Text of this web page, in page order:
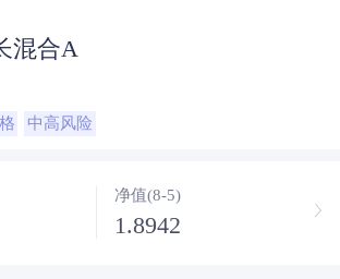
混合A
中高风险
净值(8-5)
1.8942